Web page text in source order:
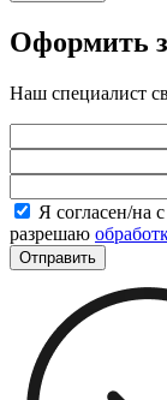
Оформить
Наш специалист
Я согласен/на с
разрешаю
Отправить